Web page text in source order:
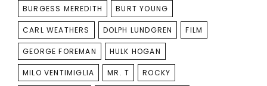
BURGESS MEREDITH BURT YOUNG
CARL WEATHERS DOLPH LUNDGREN FILM
GEORGE FOREMAN HULK HOGAN
MILO VENTIMIGLIA MR. T ROCKY